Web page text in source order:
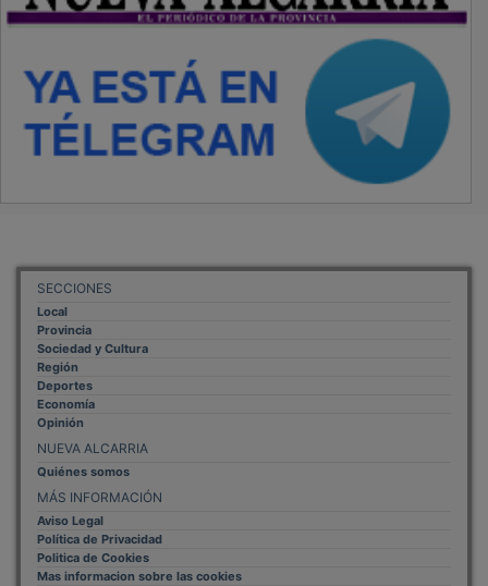
SECCIONES
Local
Provincia
Sociedad y Cultura
Región
Deportes
Economía
Opinión
NUEVA ALCARRIA
Quiénes somos
MÁS INFORMACIÓN
Aviso Legal
Política de Privacidad
Politica de Cookies
Mas informacion sobre las cookies
BASES CONCURSO FOTOGRAFÍA LAVANDA